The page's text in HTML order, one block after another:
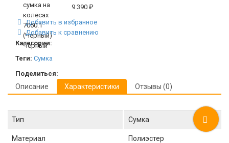
9 390 ₽
Добавить в избранное
Добавить к сравнению
Категории:
Теги: Сумка
Поделиться:
Описание Характеристики Отзывы (0)
Тип Сумка
Материал Полиэстер